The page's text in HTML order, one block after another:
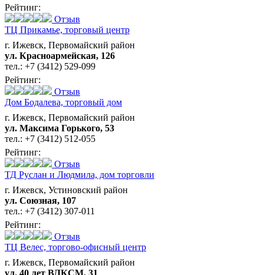
Рейтинг:
Отзыв
ТЦ Прикамье, торговый центр
г. Ижевск, Первомайский район
ул. Красноармейская, 126
тел.: +7 (3412) 529-099
Рейтинг:
Отзыв
Дом Бодалева, торговый дом
г. Ижевск, Первомайский район
ул. Максима Горького, 53
тел.: +7 (3412) 512-055
Рейтинг:
Отзыв
ТД Руслан и Людмила, дом торговли
г. Ижевск, Устиновский район
ул. Союзная, 107
тел.: +7 (3412) 307-011
Рейтинг:
Отзыв
ТЦ Велес, торгово-офисный центр
г. Ижевск, Первомайский район